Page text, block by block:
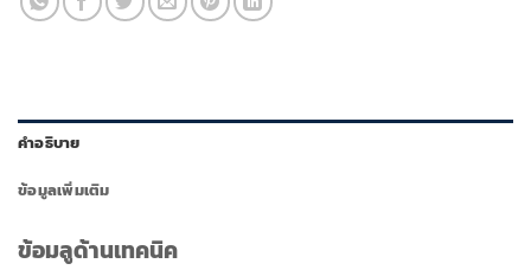
คำอธิบาย
ข้อมูลเพิ่มเติม
ข้อมลูด้านเทคนิค